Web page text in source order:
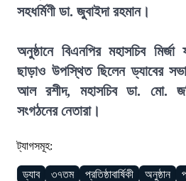
সহধর্মিণী ডা. জুবাইদা রহমান।
অনুষ্ঠানে বিএনপির মহাসচিব
ছাড়াও উপস্থিত ছিলেন ড্যাবের
আল রশীদ, মহাসচিব ডা. মো.
সংগঠনের নেতারা।
ট্যাগসমূহ:
ড্যাব ৩৭তম প্রতিষ্ঠাবার্ষিকী অনুষ্ঠান